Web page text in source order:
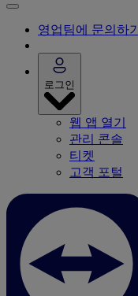
영업팀에 문의하기
로그인
웹 앱 열기
관리 콘솔
티켓
고객 포털